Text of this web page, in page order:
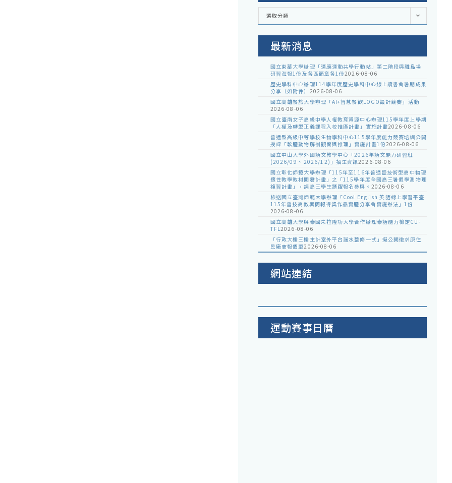
各
室
選取分類
最新消息
國立東華大學辦理「適應運動共學行動站」第二階段與離島場
研習海報1份及各區簡章各1份2026-08-06
歷史學科中心辦理114學年度歷史學科中心線上讀書會暑期成果
分享（如附件） 2026-08-06
國立高雄餐旅大學辦理「AI+智慧餐飲LOGO設計競賽」活動
2026-08-06
國立臺南女子高級中學人權教育資源中心辦理115學年度上學期
「人權及轉型正義課程入校推廣計畫」實施計畫2026-08-06
普通型高級中等學校生物學科中心115學年度能力競賽培訓公開
授課「軟體動物解剖觀察與推理」實施計畫1份2026-08-06
國立中山大學外國語文教學中心「2026年語文能力研習班
(2026/09 ~ 2026/12)」招生資訊2026-08-06
國立彰化師範大學辦理「115年至116年普通暨技術型高中物理
適性教學教材開發計畫」之「115學年度全國高三暑假學測物理
複習計畫」，請高三學生踴躍報名參與。 2026-08-06
檢送國立臺灣師範大學辦理「Cool English 英語線上學習平臺
115年普技高教案簡報得獎作品實體分享會實施辦法」1份
2026-08-06
國立高雄大學與泰國朱拉隆功大學合作辦理泰語能力檢定CU-
TFL2026-08-06
「行政大樓三樓主計室外平台漏水整修一式」擬公開徵求原住
民廠商報價單2026-08-06
網站連結
運動賽事日曆